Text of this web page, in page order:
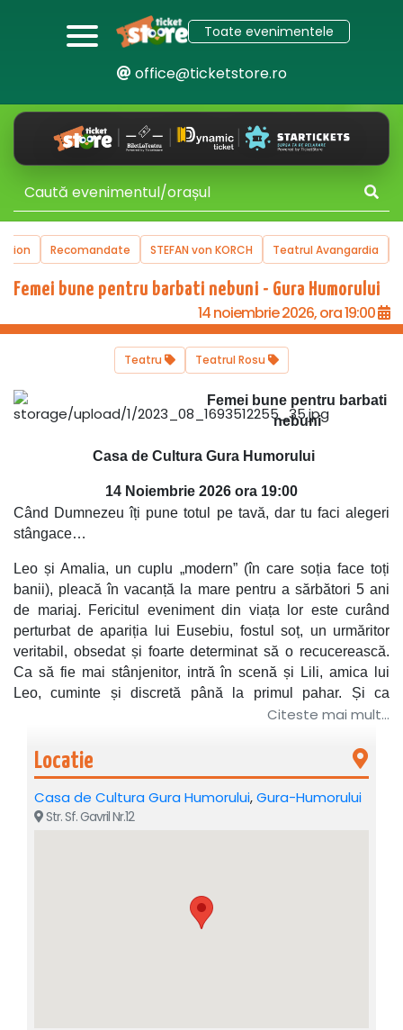
Toate evenimentele
office@ticketstore.ro
Recomandate STEFAN von KORCH Teatrul Avangardia
Femei bune pentru barbati nebuni - Gura Humorului
14 noiembrie 2026, ora 19:00
Teatru Teatrul Rosu
Femei bune pentru barbati
nebuni
Casa de Cultura Gura Humorului
14 Noiembrie 2026 ora 19:00
Când Dumnezeu îți pune totul pe tavă, dar tu faci alegeri
stângace…
Leo și Amalia, un cuplu „modern” (în care soția face toți
banii), pleacă în vacanță la mare pentru a sărbători 5 ani
de mariaj. Fericitul eveniment din viața lor este curând
perturbat de apariția lui Eusebiu, fostul soț, un urmăritor
veritabil, obsedat și foarte determinat să o recucerească.
Ca să fie mai stânjenitor, intră în scenă și Lili, amica lui
Leo, cuminte și discretă până la primul pahar. Și ca
lucrurile să se complice cu adevărat, se adaugă alcool, iar
hotelului Meduza.
O comedie cu Livia Taloi, Adelina Mihalcea, Alin Brancu și
Pavel Bârsan.
Citeste mai mult...
Locatie
Casa de Cultura Gura Humorului,Gura-Humorului
Str. Sf. Gavril Nr.12